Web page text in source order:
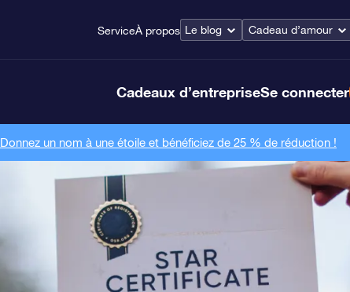
ServiceÀ propos Le blog Cadeau d’amour
Cadeaux d’entrepriseSe connecter
Donnez un nom à une étoile et bénéficiez de 25 % de réduction !